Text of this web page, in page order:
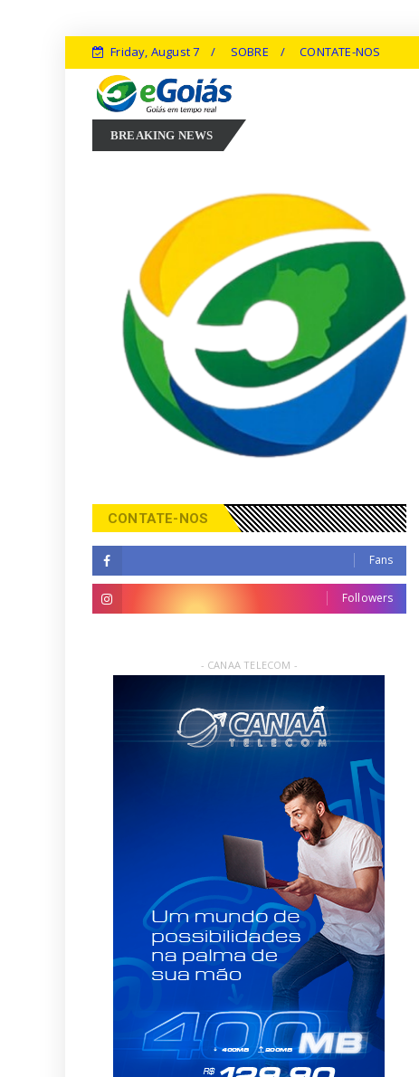
Friday, August 7 SOBRE CONTATE-NOS
BREAKING NEWS
Marconi Perillo aposta em experiência, inovação e geração de
CONTATE-NOS
Fans
Followers
- CANAA TELECOM -